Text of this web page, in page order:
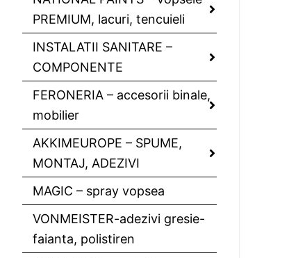
PREMIUM, lacuri, tencuieli
INSTALATII SANITARE –
COMPONENTE
FERONERIA – accesorii binale,
mobilier
AKKIMEUROPE – SPUME,
MONTAJ, ADEZIVI
MAGIC – spray vopsea
VONMEISTER-adezivi gresie-
faianta, polistiren